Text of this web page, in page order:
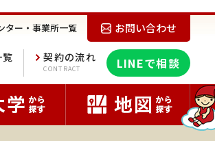
お問い合わせ
ター・事業所一覧
LINEで相談
契約の流れ
CONTRACT